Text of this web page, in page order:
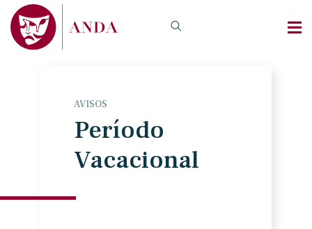
AVISOS
Período
Vacacional